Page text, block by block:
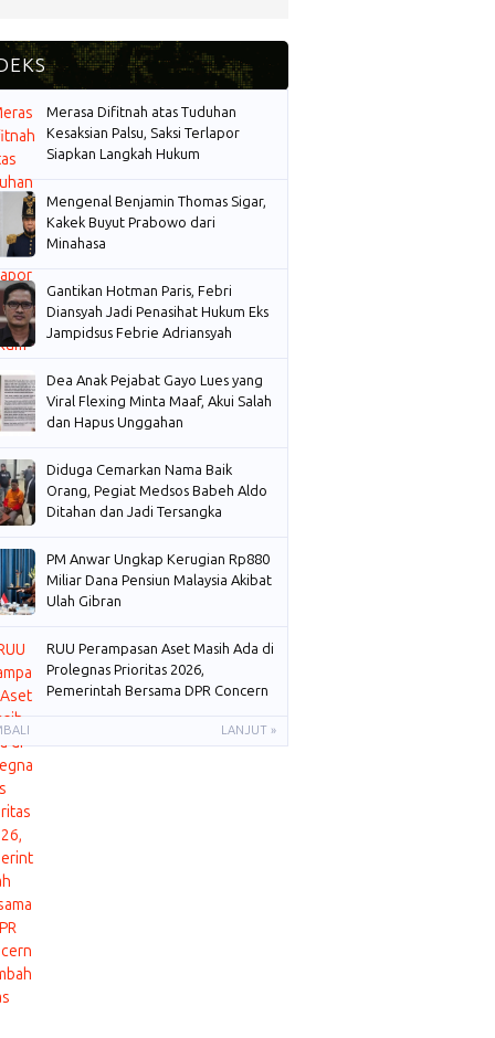
Merasa Difitnah atas Tuduhan
Kesaksian Palsu, Saksi Terlapor
Siapkan Langkah Hukum
Mengenal Benjamin Thomas Sigar,
Kakek Buyut Prabowo dari
Minahasa
Gantikan Hotman Paris, Febri
Diansyah Jadi Penasihat Hukum Eks
Jampidsus Febrie Adriansyah
Dea Anak Pejabat Gayo Lues yang
Viral Flexing Minta Maaf, Akui Salah
dan Hapus Unggahan
Diduga Cemarkan Nama Baik
Orang, Pegiat Medsos Babeh Aldo
Ditahan dan Jadi Tersangka
PM Anwar Ungkap Kerugian Rp880
Miliar Dana Pensiun Malaysia Akibat
Ulah Gibran
RUU Perampasan Aset Masih Ada di
Prolegnas Prioritas 2026,
Pemerintah Bersama DPR Concern
LANJUT »